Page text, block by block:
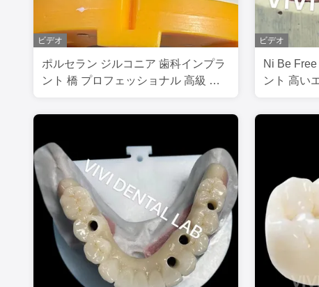
ビデオ
ポルセラン ジルコニア 歯科インプラ
ント 橋 プロフェッショナル 高級 エ
ビデオ
Ni Be
ント 高い